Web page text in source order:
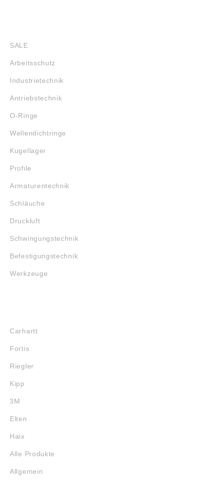
SALE
Arbeitsschutz
Industrietechnik
Antriebstechnik
O-Ringe
Wellendichtringe
Kugellager
Profile
Armaturentechnik
Schläuche
Druckluft
Schwingungstechnik
Befestigungstechnik
Werkzeuge
Carhartt
Fortis
Riegler
Kipp
3M
Elten
Haix
Alle Produkte
Allgemein